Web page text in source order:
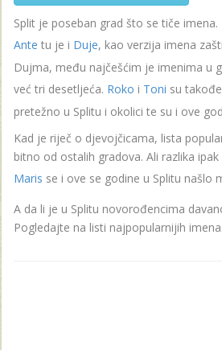
Split je poseban grad što se tiče
Ante tu je i Duje, kao verzija imena
Dujma, među najčešćim je imenima u
već tri desetljeća. Roko i Toni su
pretežno u Splitu i okolici te su i ove
Kad je riječ o djevojčicama, lista
bitno od ostalih gradova. Ali razlika
Maris se i ove se godine u Splitu našlo
A da li je u Splitu novorođencima
Pogledajte na listi najpopularnijih imena.